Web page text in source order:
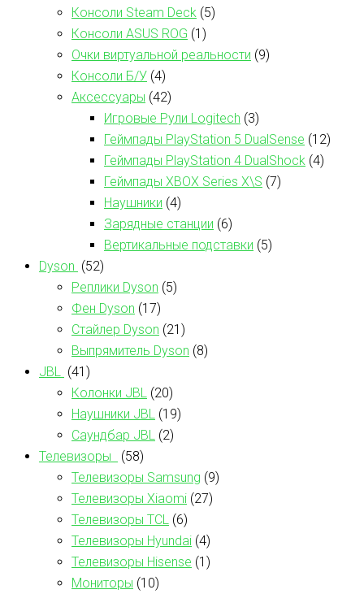
Консоли Steam Deck (5)
Консоли ASUS ROG (1)
Очки виртуальной реальности (9)
Консоли Б/У (4)
Аксессуары (42)
Игровые Рули Logitech (3)
Геймпады PlayStation 5 DualSense (12)
Геймпады PlayStation 4 DualShock (4)
Геймпады XBOX Series X\S (7)
Наушники (4)
Зарядные станции (6)
Вертикальные подставки (5)
Dyson (52)
Реплики Dyson (5)
Фен Dyson (17)
Стайлер Dyson (21)
Выпрямитель Dyson (8)
JBL
(41)
Колонки JBL (20)
Наушники JBL (19)
Саундбар JBL (2)
Телевизоры
(58)
Телевизоры Samsung (9)
Телевизоры Xiaomi (27)
Телевизоры TCL (6)
Телевизоры Hyundai (4)
Телевизоры Hisense (1)
Мониторы (10)